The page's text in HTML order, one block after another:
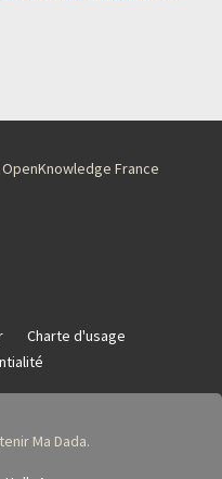
France
Charte d'usage
Ma Dada.